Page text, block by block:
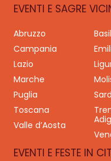
EVENTI E SAGRE
Abruzzo
Campania
Lazio
Marche
Puglia
Toscana
Valle d’Aosta
EVENTI E FESTE IN